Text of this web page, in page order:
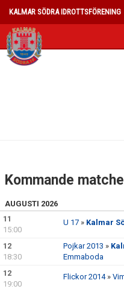
KALMAR SÖDRA IDROTTSFÖRENING
HEM
SPELARE & FÖRÄLDRAR
FÖR LEDARE
KONTAKT
Kommande
AUGUSTI 2026
11
15:00
U 17 » Kalmar
12
18:30
Pojkar 2013 »
Emmaboda
12
19:00
Flickor 2014»